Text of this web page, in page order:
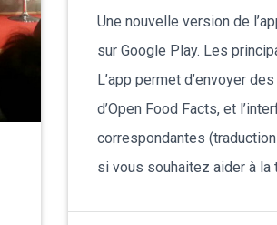
Une nouvelle version de
sur Google Play. Les
L’app permet d’envoyer
d’Open Food Facts, et
correspondantes
si vous souhaitez aider à la